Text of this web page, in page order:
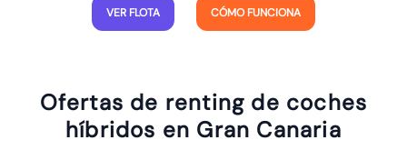
VER FLOTA CÓMO FUNCIONA
Ofertas de renting de coches
híbridos en Gran Canaria